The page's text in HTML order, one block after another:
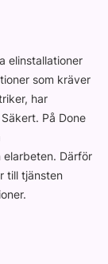
elinstallationer
som kräver
har
På Done
elarbeten. Därför
till tjänsten